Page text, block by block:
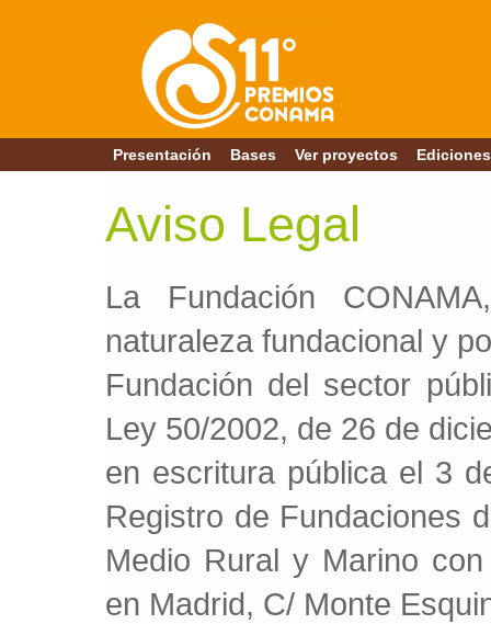
Presentación Bases Ver proyectos
Aviso Legal
La Fundación
naturaleza fundacional y
Fundación del sector
Ley 50/2002, de 26 de
en escritura pública el 3
Registro de Fundaciones
Medio Rural y Marino
en Madrid, C/ Monte